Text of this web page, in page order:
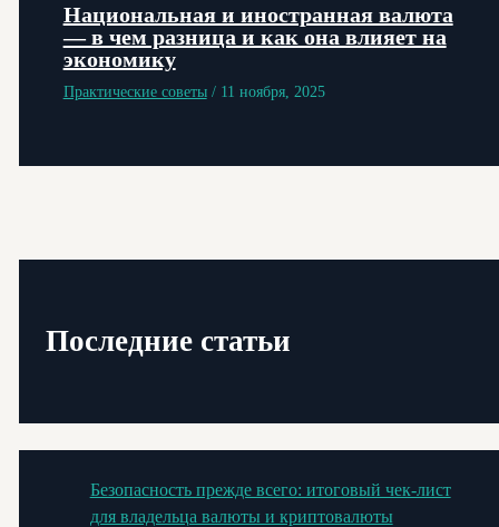
Последние статьи
Безопасность прежде всего: итоговый чек-лист
для владельца валюты и криптовалюты
Национальная и иностранная валюта
— в чем разница и как она влияет на
экономику
Практические советы/ 11 ноября, 2025